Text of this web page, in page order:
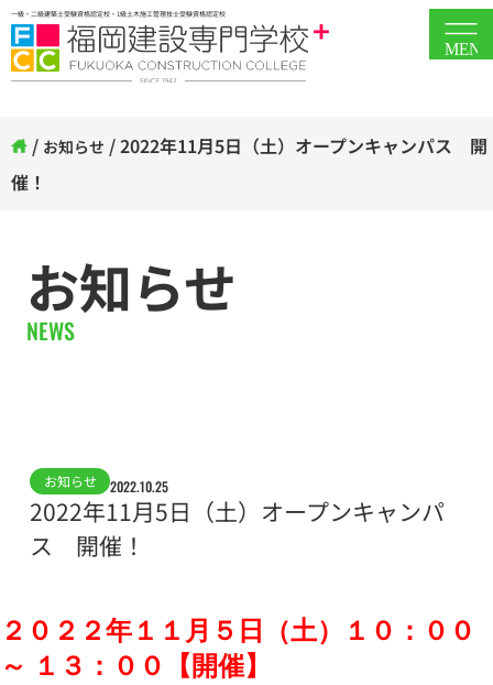
一級・二級建築士受験資格認定校・1級土木施工管理技士受験資格認定校
MENU
/ お知らせ /2022年11月5日（土）オープンキャンパス 開
催！
お知らせ
NEWS
お知らせ 2022.10.25
2022年11月5日（土）オープンキャンパ
ス 開催！
２０２２年１１月５日（土）１０：００
～ １３：００【開催】